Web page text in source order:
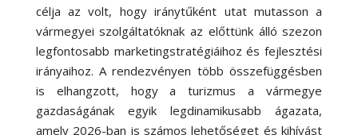
célja az volt, hogy iránytűként utat mutasson a
vármegyei szolgáltatóknak az előttünk álló szezon
legfontosabb marketingstratégiáihoz és fejlesztési
irányaihoz. A rendezvényen több összefüggésben
is elhangzott, hogy a turizmus a vármegye
gazdaságának egyik legdinamikusabb ágazata,
amely 2026-ban is számos lehetőséget és kihívást